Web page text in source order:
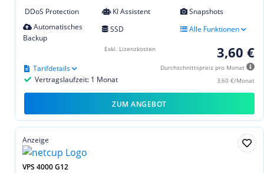
DDoS Protection
KI Assistent
Snapshots
Automatisches
Backup
SSD Alle Funktionen
3,60 €
Durchschnittspreis pro Monat
3,60 €/Monat
Vertragslaufzeit: 1 Monat
Tarifdetails
Exkl. Lizenzkosten
ZUM ANGEBOT
Anzeige
VPS 4000 G12